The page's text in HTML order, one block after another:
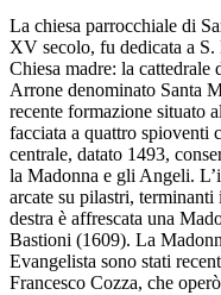
La chiesa parrocchiale di
XV secolo, fu dedicata a
Chiesa madre: la cattedrale
Arrone denominato Santa
recente formazione situato
facciata a quattro spioventi
centrale, datato 1493,
la Madonna e gli Angeli.
arcate su pilastri,
destra è affrescata una
Bastioni (1609). La
Evangelista sono stati
Francesco Cozza, che